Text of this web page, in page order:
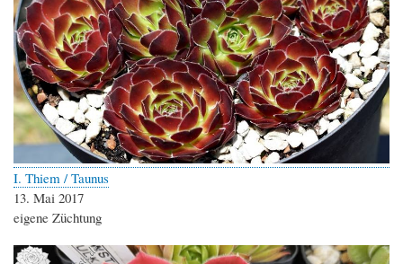
I. Thiem / Taunus
13. Mai 2017
eigene Züchtung